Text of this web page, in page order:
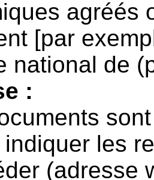
agréés
[par
national de
:
les
(adresse